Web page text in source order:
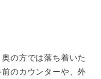
の方では落ち着いた
のカウンターや、外